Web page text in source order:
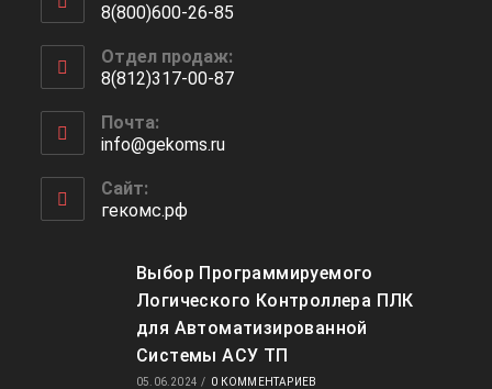
8(800)600-26-85
в
вашем
приложении
Отдел продаж:
8(812)317-00-87
в
вашем
приложении
Почта:
info@gekoms.ruОткроется
Сайт:
гекомс.рф
Выбор Программируемого
Логического Контроллера ПЛК
для Автоматизированной
Системы АСУ ТП
05.06.2024 / 0 КОММЕНТАРИЕВ